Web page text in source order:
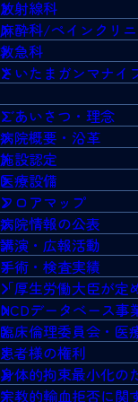
放射線科
麻酔科/ペインクリ
救急科
さいたまガンマナイ
ごあいさつ・理念
病院概要・沿革
施設認定
医療設備
フロアマップ
病院情報の公表
講演・広報活動
手術・検査実績
「厚生労働大臣が定
NCDデータベース事
臨床倫理委員会・医
患者様の権利
身体的拘束最小化の
宗教的輸血拒否に関